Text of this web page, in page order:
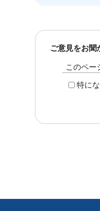
ご意見をお聞
このペー
特に